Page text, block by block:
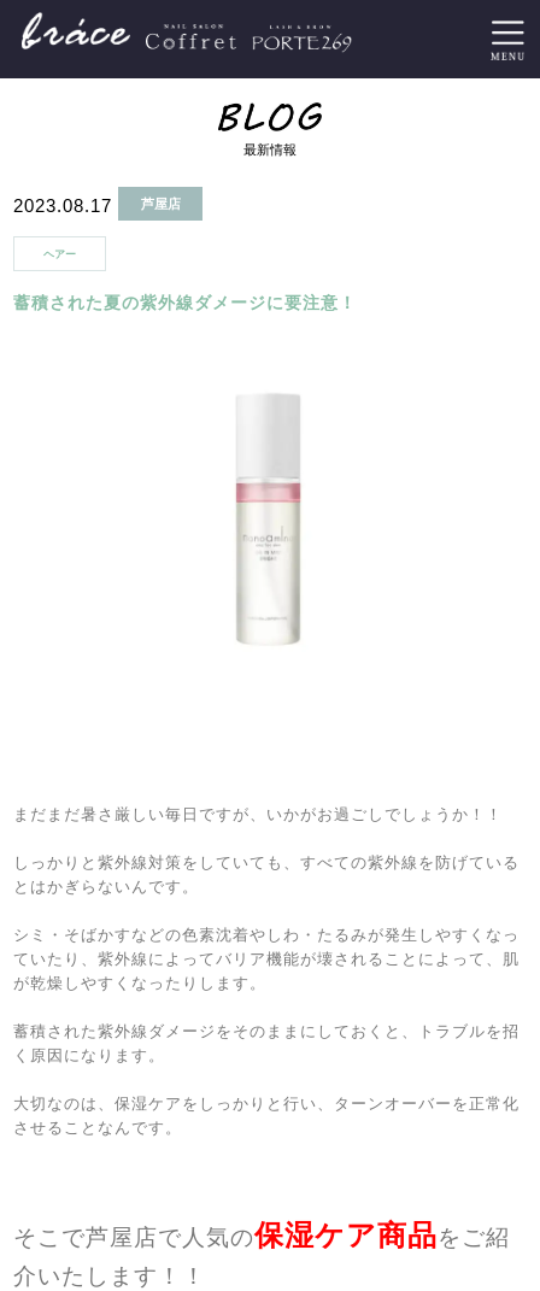
最新情報
2023.08.17 芦屋店
ヘアー
蓄積された夏の紫外線ダメージに要注意！
まだまだ暑さ厳しい毎日ですが、いかがお過ごしでしょうか！！
しっかりと紫外線対策をしていても、すべての紫外線を防げている
とはかぎらないんです。
シミ・そばかすなどの色素沈着やしわ・たるみが発生しやすくなっ
ていたり、紫外線によってバリア機能が壊されることによって、肌
が乾燥しやすくなったりします。
蓄積された紫外線ダメージをそのままにしておくと、トラブルを招
く原因になります。
大切なのは、保湿ケアをしっかりと行い、ターンオーバーを正常化
させることなんです。
そこで芦屋店で人気の保湿ケア商品をご紹
介いたします！！